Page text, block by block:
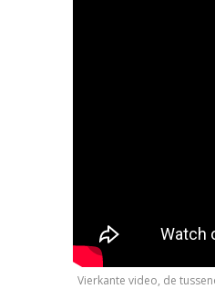
Vierkante video, de